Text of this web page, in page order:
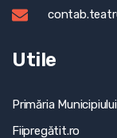
Utile
Primăria
Fiipregătit.ro